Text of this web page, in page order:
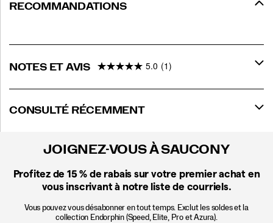
RECOMMANDATIONS
NOTES ET AVIS 5.0 (1)
CONSULTÉ RÉCEMMENT
JOIGNEZ-VOUS À SAUCONY
Profitez de 15 % de rabais sur votre premier achat en
vous inscrivant à notre liste de courriels.
Vous pouvez vous désabonner en tout temps. Exclut les soldes et la
collection Endorphin (Speed, Elite, Pro et Azura).